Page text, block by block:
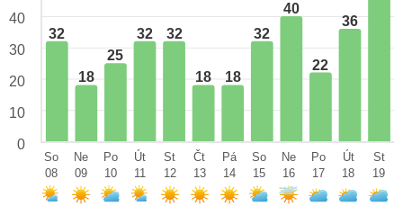
32
18
25
32 32
18 18
32
40
22
36
40
30
20
10
0
So
08
Ne
09
Po
10
Út
11
St
12
Čt
13
Pá
14
So
15
Ne
16
Po
17
Út
18
St
19